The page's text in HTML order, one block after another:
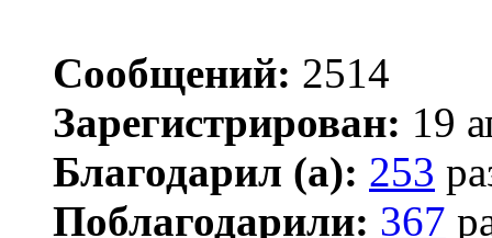
Сообщений: 2514
Зарегистрирован: 19
Благодарил (а): 253
Поблагодарили: 367